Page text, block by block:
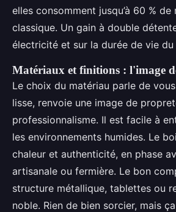
elles consomment jusqu’à 60 % de
classique. Un gain à double
électricité et sur la durée de vie
Matériaux et finitions : l'image
Le choix du matériau parle de
lisse, renvoie une image de
professionnalisme. Il est facile à
les environnements humides. Le
chaleur et authenticité, en phase
artisanale ou fermière. Le bon
structure métallique, tablettes ou
noble. Rien de bien sorcier, mais